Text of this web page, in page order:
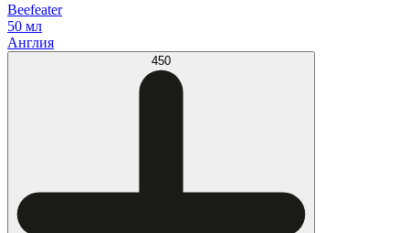
Beefeater
50 мл
Англия
450